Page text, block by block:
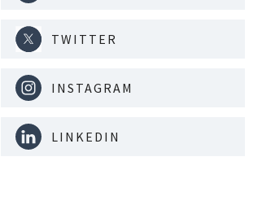
TWITTER
INSTAGRAM
LINKEDIN